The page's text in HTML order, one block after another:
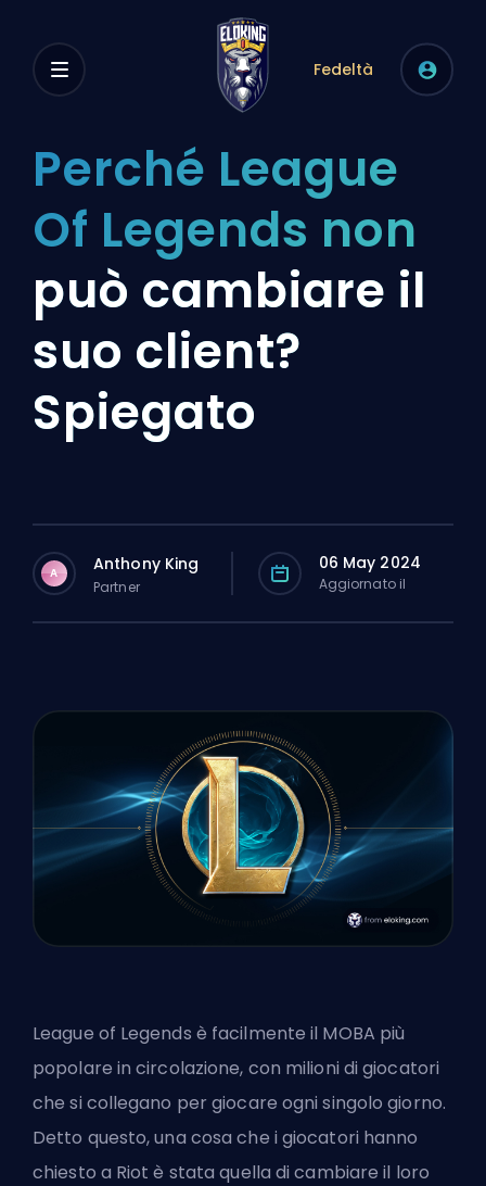
Fedeltà
Perché League
Of Legends non
può cambiare il
suo client?
Spiegato
A Anthony King
Partner
06 May 2024
Aggiornato il
League of Legends è facilmente il MOBA più
popolare in circolazione, con milioni di giocatori
che si collegano per giocare ogni singolo giorno.
Detto questo, una cosa che i giocatori hanno
chiesto a Riot è stata quella di cambiare il loro